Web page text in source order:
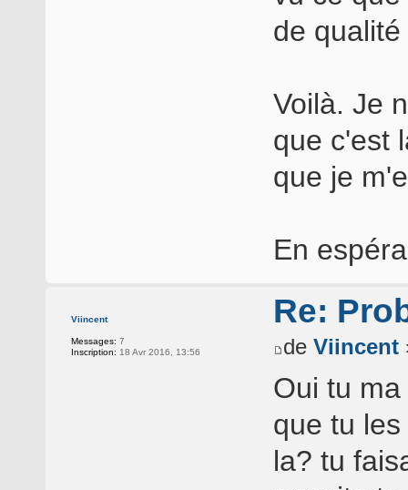
de
Voilà. Je
que c'est
que je
En
Viincent
Messages: 7
Inscription: 18 Avr 2016, 13:56
Re:
de Viincent
Oui tu
que tu
la? tu